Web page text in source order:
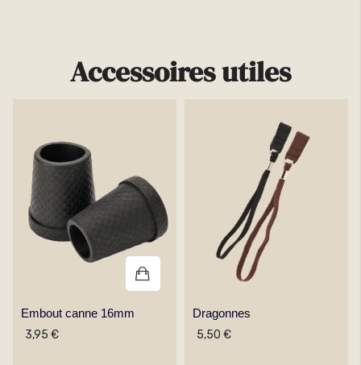
Accessoires utiles
Embout canne 16mm
3,95 €
Dragonnes
5,50 €